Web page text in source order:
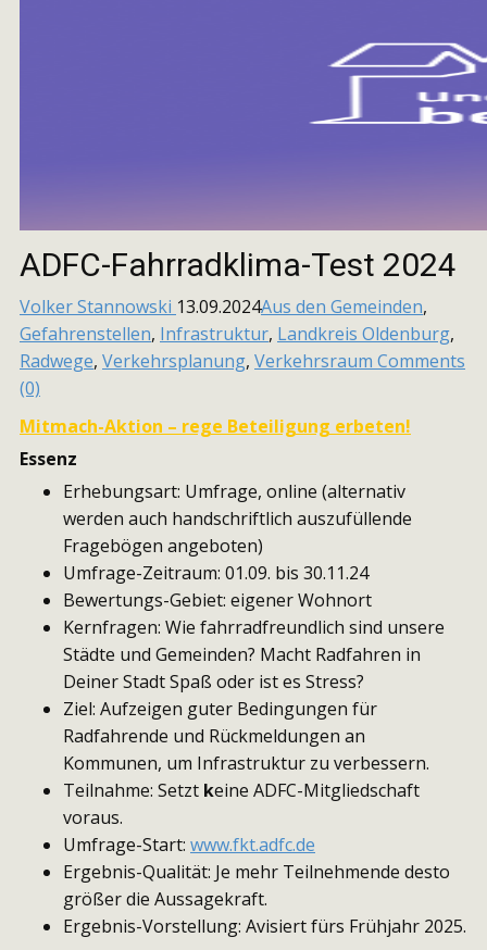
ADFC-Fahrradklima-Test 2024
Volker Stannowski 13.09.2024Aus den Gemeinden,
Gefahrenstellen, Infrastruktur, Landkreis Oldenburg,
Radwege, Verkehrsplanung, Verkehrsraum Comments
(0)
Mitmach-Aktion – rege Beteiligung erbeten!
Essenz
Erhebungsart: Umfrage, online (alternativ
werden auch handschriftlich auszufüllende
Fragebögen angeboten)
Umfrage-Zeitraum: 01.09. bis 30.11.24
Bewertungs-Gebiet: eigener Wohnort
Kernfragen: Wie fahrradfreundlich sind unsere
Städte und Gemeinden? Macht Radfahren in
Deiner Stadt Spaß oder ist es Stress?
Ziel: Aufzeigen guter Bedingungen für
Radfahrende und Rückmeldungen an
Kommunen, um Infrastruktur zu verbessern.
Teilnahme: Setzt keine ADFC-Mitgliedschaft
voraus.
Umfrage-Start: www.fkt.adfc.de
Ergebnis-Qualität: Je mehr Teilnehmende desto
größer die Aussagekraft.
Ergebnis-Vorstellung: Avisiert fürs Frühjahr 2025.